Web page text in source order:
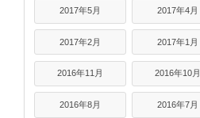
2017年5月 2017年4月
2017年2月 2017年1月
2016年11月 2016年10月
2016年8月 2016年7月